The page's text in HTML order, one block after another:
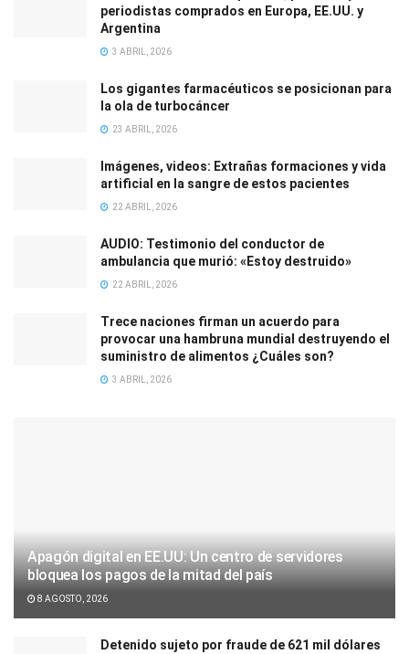
periodistas comprados en Europa, EE.UU. y
Argentina
3 ABRIL, 2026
Los gigantes farmacéuticos se posicionan para
la ola de turbocáncer
23 ABRIL, 2026
Imágenes, videos: Extrañas formaciones y vida
artificial en la sangre de estos pacientes
22 ABRIL, 2026
AUDIO: Testimonio del conductor de
ambulancia que murió: «Estoy destruido»
22 ABRIL, 2026
Trece naciones firman un acuerdo para
provocar una hambruna mundial destruyendo el
suministro de alimentos ¿Cuáles son?
3 ABRIL, 2026
Apagón digital en EE.UU: Un centro de servidores
bloquea los pagos de la mitad del país
8 AGOSTO, 2026
Detenido sujeto por fraude de 621 mil dólares